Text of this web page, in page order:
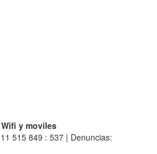
y moviles
515 849 : 537 | Denuncias: